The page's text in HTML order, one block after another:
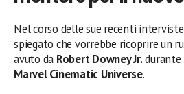
Nel corso delle sue recenti
spiegato che vorrebbe ricoprire un
avuto da Robert Downey Jr.durante
Marvel Cinematic Universe.